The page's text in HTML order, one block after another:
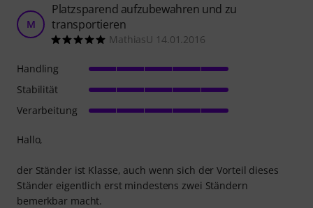
M
Platzsparend aufzubewahren und zu
transportieren
MathiasU 14.01.2016
Hallo,
der Ständer ist Klasse, auch wenn sich der Vorteil dieses
Ständer eigentlich erst mindestens zwei Ständern
bemerkbar macht.
Handling
Stabilität
Verarbeitung